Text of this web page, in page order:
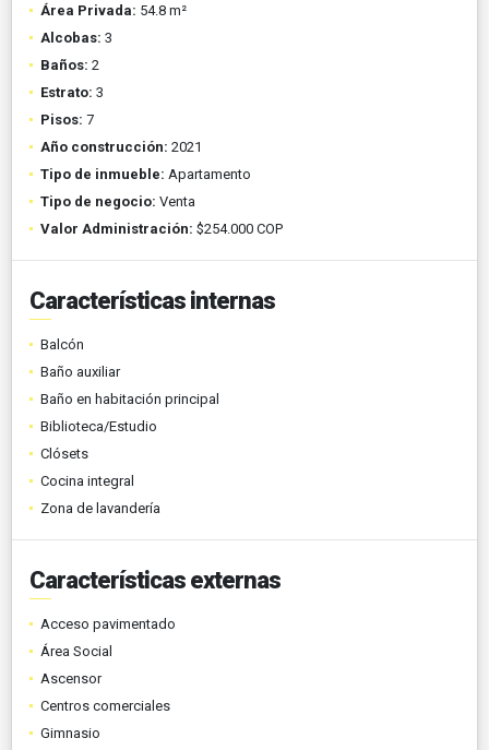
Área Privada: 54.8 m²
Alcobas: 3
Baños: 2
Estrato: 3
Pisos: 7
Año construcción: 2021
Tipo de inmueble: Apartamento
Tipo de negocio: Venta
Valor Administración: $254.000 COP
Características internas
Balcón
Baño auxiliar
Baño en habitación principal
Biblioteca/Estudio
Clósets
Cocina integral
Zona de lavandería
Características externas
Acceso pavimentado
Área Social
Ascensor
Centros comerciales
Gimnasio